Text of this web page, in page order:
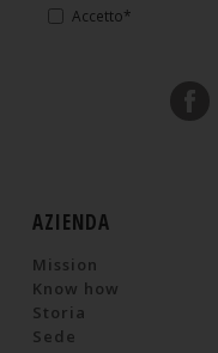
Accetto*
AZIENDA
Mission
Know how
Storia
Sede